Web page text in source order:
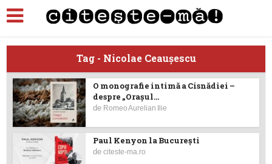
Tag - Nicolae Ceauşescu
O monografie intimă a Cisnădiei –
despre „Orașul...
de Romeo Aurelian Ilie
Paul Kenyon la București
deciteste-ma.ro